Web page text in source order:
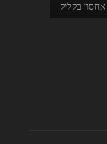
אחסון בקליק